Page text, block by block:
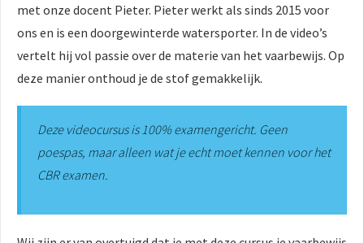
met onze docent Pieter. Pieter werkt als sinds 2015 voor
ons en is een doorgewinterde watersporter. In de video’s
vertelt hij vol passie over de materie van het vaarbewijs. Op
deze manier onthoud je de stof gemakkelijk.
Deze videocursus is 100% examengericht. Geen
poespas, maar alleen wat je echt moet kennen voor het
CBR examen.